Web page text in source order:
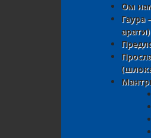
Ом
Гаура
арати)